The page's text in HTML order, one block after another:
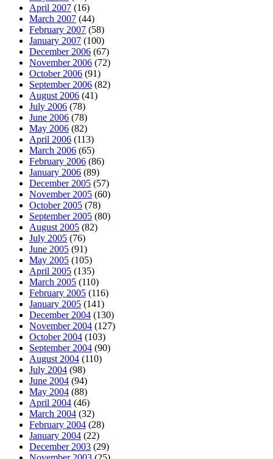
April 2007 (16)
March 2007 (44)
February 2007 (58)
January 2007 (100)
December 2006 (67)
November 2006 (72)
October 2006 (91)
September 2006 (82)
August 2006 (41)
July 2006 (78)
June 2006 (78)
May 2006 (82)
April 2006 (113)
March 2006 (65)
February 2006 (86)
January 2006 (89)
December 2005 (57)
November 2005 (60)
October 2005 (78)
September 2005 (80)
August 2005 (82)
July 2005 (76)
June 2005 (91)
May 2005 (105)
April 2005 (135)
March 2005 (110)
February 2005 (116)
January 2005 (141)
December 2004 (130)
November 2004 (127)
October 2004 (103)
September 2004 (90)
August 2004 (110)
July 2004 (98)
June 2004 (94)
May 2004 (88)
April 2004 (46)
March 2004 (32)
February 2004 (28)
January 2004 (22)
December 2003 (29)